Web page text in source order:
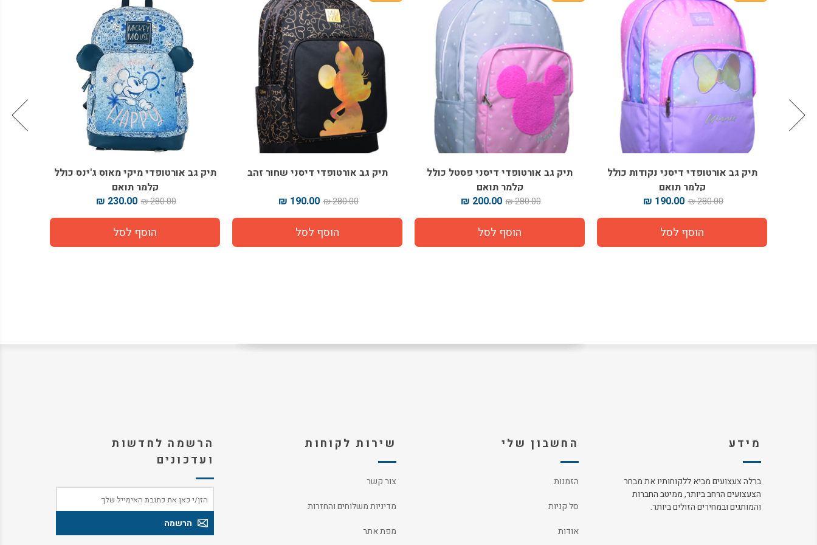
גב אורטופדי דיסני נקודות כולל
190.00 ₪
תיק גב אורטופדי דיסני פסטל כולל
200.00 ₪
תיק גב אורטופדי דיסני שחור זהב
190.00 ₪
תיק גב אורטופדי מיקי מאוס ג'ינס כולל
230.00 ₪
תיק גב דיסני מיני
מידע
ברלה צעצועים מביא ללקוחותיו את מבחר
הצעצועים הרחב ביותר, ממיטב החברות
והמותגים ובמחירים הזולים ביותר.
החשבון שלי
הזמנות
סל קניות
אודות
שירות לקוחות
צור קשר
מדיניות משלוחים והחזרות
מפת אתר
הרשמה לחדשות
ועדכונים